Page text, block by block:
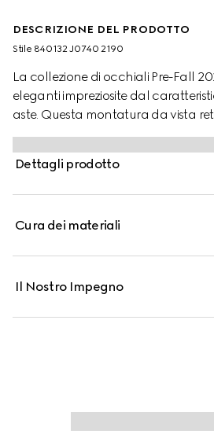
DESCRIZIONE DEL PRODOTTO
Stile ‎840132 J0740 2190
La collezione di occhiali Pre-Fall
eleganti impreziosite dal
aste. Questa montatura da vista
in acetato tartarugato marrone
il dettaglio Web e il logo Gucci
in metallo.
Dettagli prodotto
Cura dei materiali
Il Nostro Impegno